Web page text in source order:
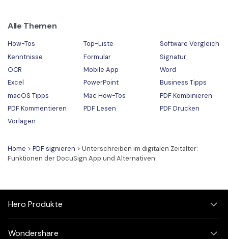
Alle Themen
How-Tos Top-Liste
Software Vergleich
Kenntnisse
Formular
Signatur
OCR
Mobile App
Word
Excel
PowerPoint
Business Tipps
macOS Tipps
Mac How-Tos
PDF Kombinieren
PDF Kommentieren
PDF Lesen
PDF Drucken
Vorlagen
Home > PDF signieren > Unterschreiben im digitalen Zeitalter:
Funktionen der DocuSign App und Alternativen
Hero Produkte
Wondershare